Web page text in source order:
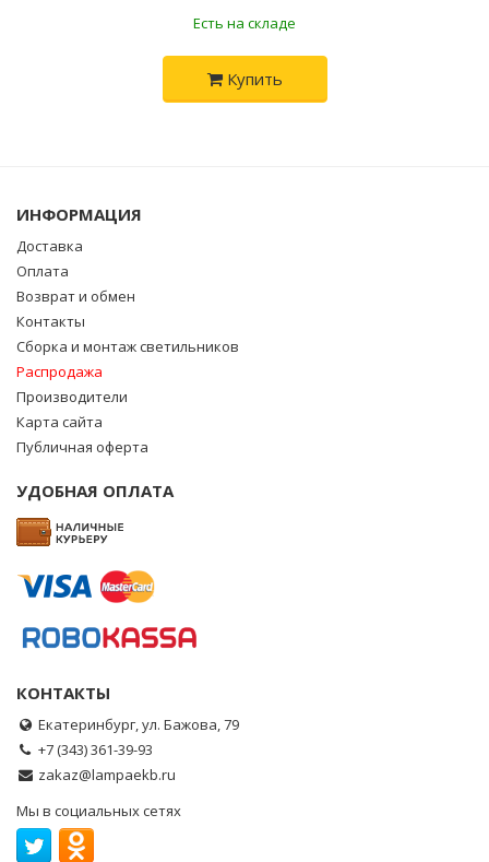
Есть на складе
Купить
ИНФОРМАЦИЯ
Доставка
Оплата
Возврат и обмен
Контакты
Сборка и монтаж светильников
Распродажа
Производители
Карта сайта
Публичная оферта
УДОБНАЯ ОПЛАТА
КОНТАКТЫ
Екатеринбург, ул. Бажова, 79
+7 (343) 361-39-93
zakaz@lampaekb.ru
Мы в социальных сетях